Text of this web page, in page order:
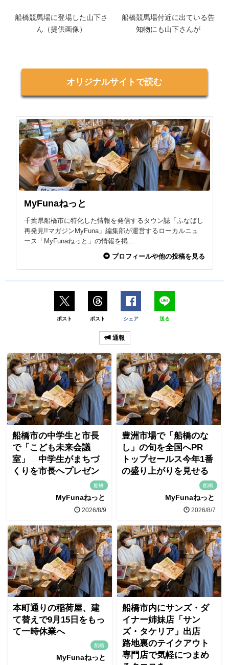
船橋競馬場に登場した山下さ
ん（提供画像）
船橋競馬場付近に出ている告
知物にも山下さんが
オリジナルサイトで読む
MyFunaねっと
千葉県船橋市に特化した情報を発信するタウン誌「ふなばし
再発見!!マガジンMyFuna」編集部が運営するローカルニュ
ース「MyFunaねっと」の情報を掲...
プロフィールや他の投稿を見る
ポスト ポスト シェア 送る
通報
船橋市の中学生と市長
で「こども未来会議
室」 中学生がまちづ
くりを市長へプレゼン
船橋
MyFunaねっと
2026/8/9
豊洲市場で「船橋のな
し」の旬を全国へPR
トップセールス今年1番
の盛り上がりを見せる
船橋
MyFunaねっと
2026/8/7
本町通りの稲荷屋、建
て替えで9月15日をもっ
て一時休業へ
船橋
MyFunaねっと
船橋市内にサンズ・ダ
イナー姉妹店「サン
ズ・タケリア」出店
路地裏のテイクアウト
専門店で気軽につまめ